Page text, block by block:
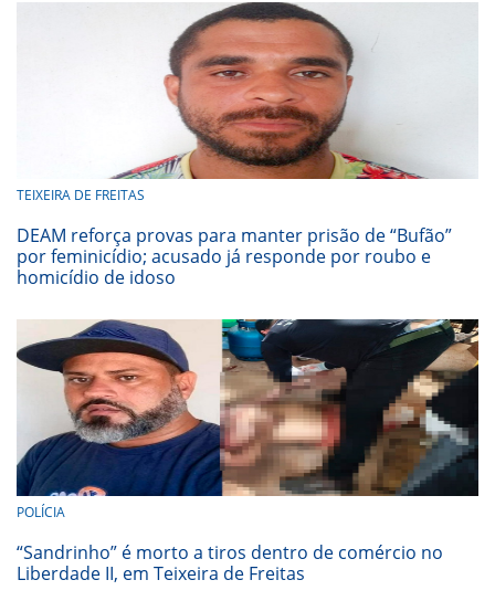
TEIXEIRA DE FREITAS
DEAM reforça provas para manter prisão de “Bufão”
por feminicídio; acusado já responde por roubo e
homicídio de idoso
POLÍCIA
“Sandrinho” é morto a tiros dentro de comércio no
Liberdade II, em Teixeira de Freitas